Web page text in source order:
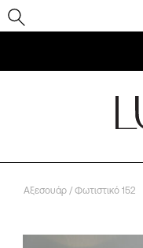
Αξεσουάρ / Φωτιστικό 152